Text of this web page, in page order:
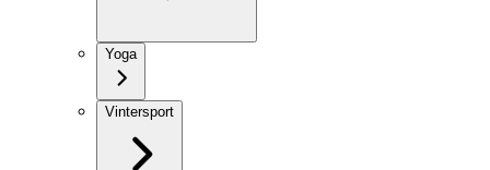
Yoga
Vintersport